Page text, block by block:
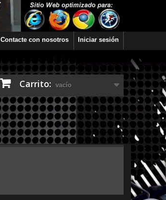
Iniciar sesión
Contacte con nosotros
Carrito: vacío